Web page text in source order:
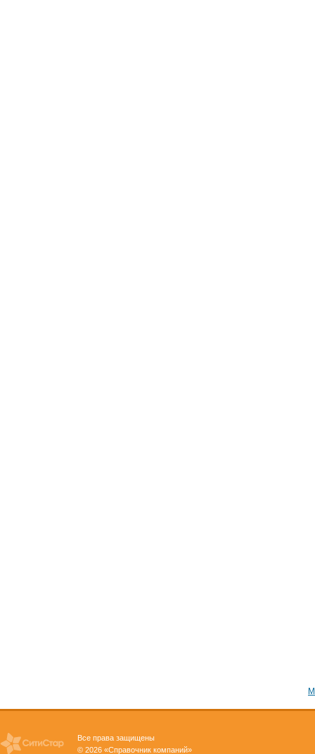
Все права защищены
© 2026 «Справочник компаний»